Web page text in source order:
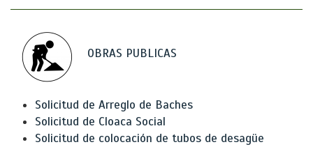
OBRAS PUBLICAS
Solicitud de Arreglo de Baches
Solicitud de Cloaca Social
Solicitud de colocación de tubos de desagüe